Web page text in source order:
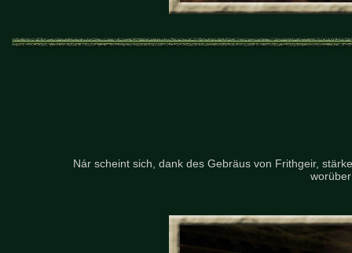
Nár scheint sich, dank des Gebräus von Frithgeir,